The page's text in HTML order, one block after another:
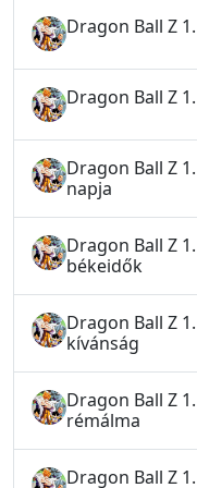
Dragon Ball Z
Dragon Ball Z
Dragon Ball Z
napja
Dragon Ball Z
békeidők
Dragon Ball Z
kívánság
Dragon Ball Z
rémálma
Dragon Ball Z